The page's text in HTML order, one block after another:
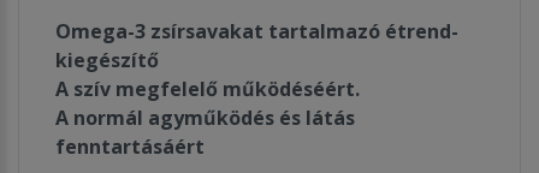
Omega-3 zsírsavakat tartalmazó étrend-
kiegészítő
A szív megfelelő működéséért.
A normál agyműködés és látás
fenntartásáért